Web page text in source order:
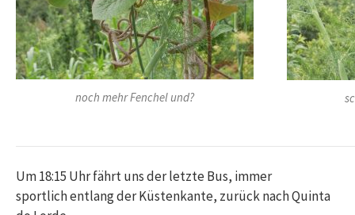
noch mehr Fenchel und?
Um 18:15 Uhr fährt uns der letzte Bus, immer
sportlich entlang der Küstenkante, zurück nach Quinta